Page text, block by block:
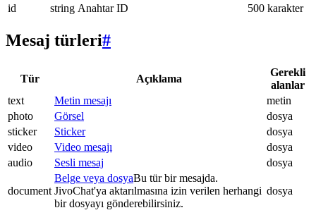
id
string Anahtar ID 500 karakter
Mesaj türleri#
Tür Açıklama
Gerekli
alanlar
text
Metin mesajı
metin
photo
Görsel
dosya
sticker
Sticker
dosya
video
Video mesajı
dosya
audio
Sesli mesaj dosya
document
Belge veya dosyaBu tür bir mesajda.
JivoChat'ya aktarılmasına izin verilen herhangi
bir dosyayı gönderebilirsiniz.
dosya